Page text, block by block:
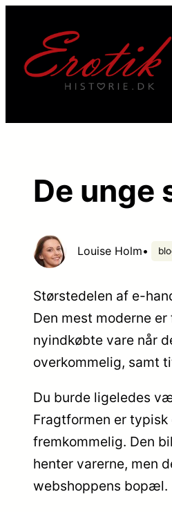
De unge
Louise Holm•
Størstedelen af e-
Den mest moderne
nyindkøbte vare når
overkommelig, samt
Du burde ligeledes
Fragtformen er
fremkommelig. Den
henter varerne, men
webshoppens bopæl.